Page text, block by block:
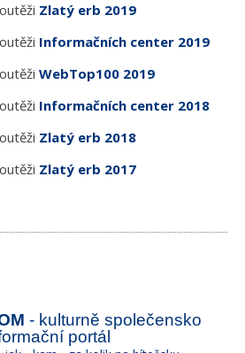
Zlatý erb 2019
Informačních center 2019
WebTop100 2019
Informačních center 2018
Zlatý erb 2018
Zlatý erb 2017
- kulturně společensko
portál